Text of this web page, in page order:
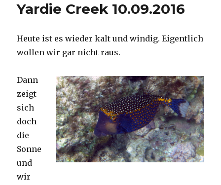
Yardie Creek 10.09.2016
Heute ist es wieder kalt und windig. Eigentlich
wollen wir gar nicht raus.
Dann
zeigt
sich
doch
die
Sonne
und
wir